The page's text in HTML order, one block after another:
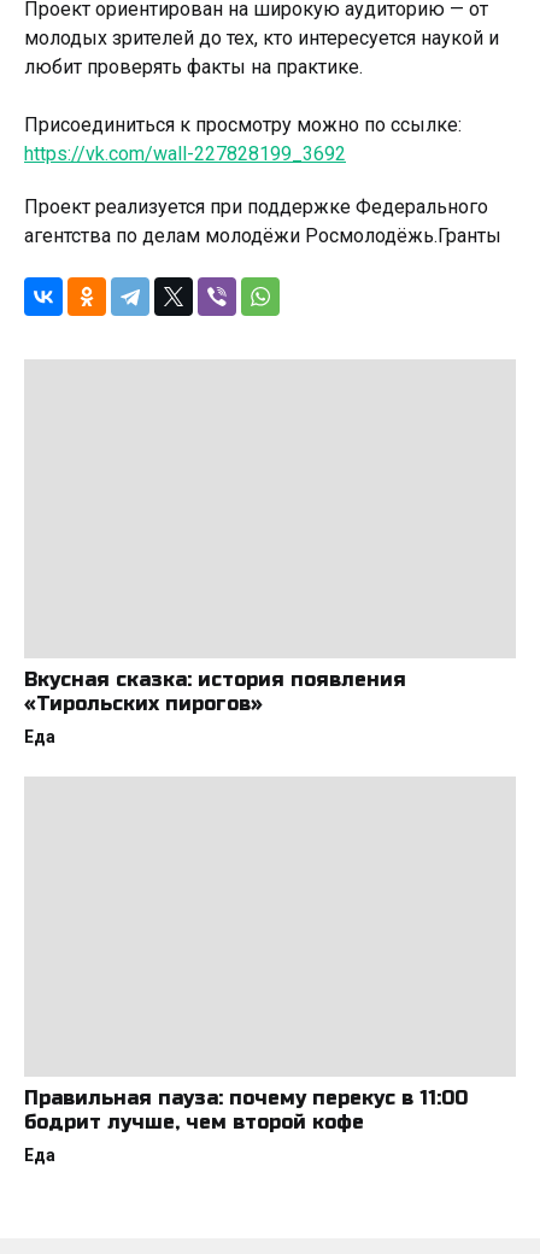
Проект ориентирован на широкую аудиторию — от
молодых зрителей до тех, кто интересуется наукой и
любит проверять факты на практике.
Присоединиться к просмотру можно по ссылке:
https://vk.com/wall-227828199_3692
Проект реализуется при поддержке Федерального
агентства по делам молодёжи Росмолодёжь.Гранты
Вкусная сказка: история появления
«Тирольских пирогов»
Еда
Правильная пауза: почему перекус в 11:00
бодрит лучше, чем второй кофе
Еда